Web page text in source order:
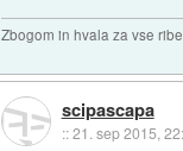
Zbogom in hvala za vse ribe
scipascapa
::21. sep 2015,